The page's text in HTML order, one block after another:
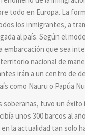
todo en Europa. La
los inmigrantes, a
al país. Según el
embarcación que sea
nacional de
irán a un centro de
como Nauru o Papúa
soberanas, tuvo un
unos 300 barcos al
la actualidad tan solo